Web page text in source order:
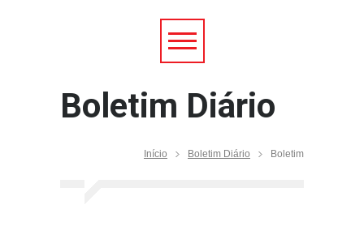
Boletim Diário
Início Boletim Diário Boletim